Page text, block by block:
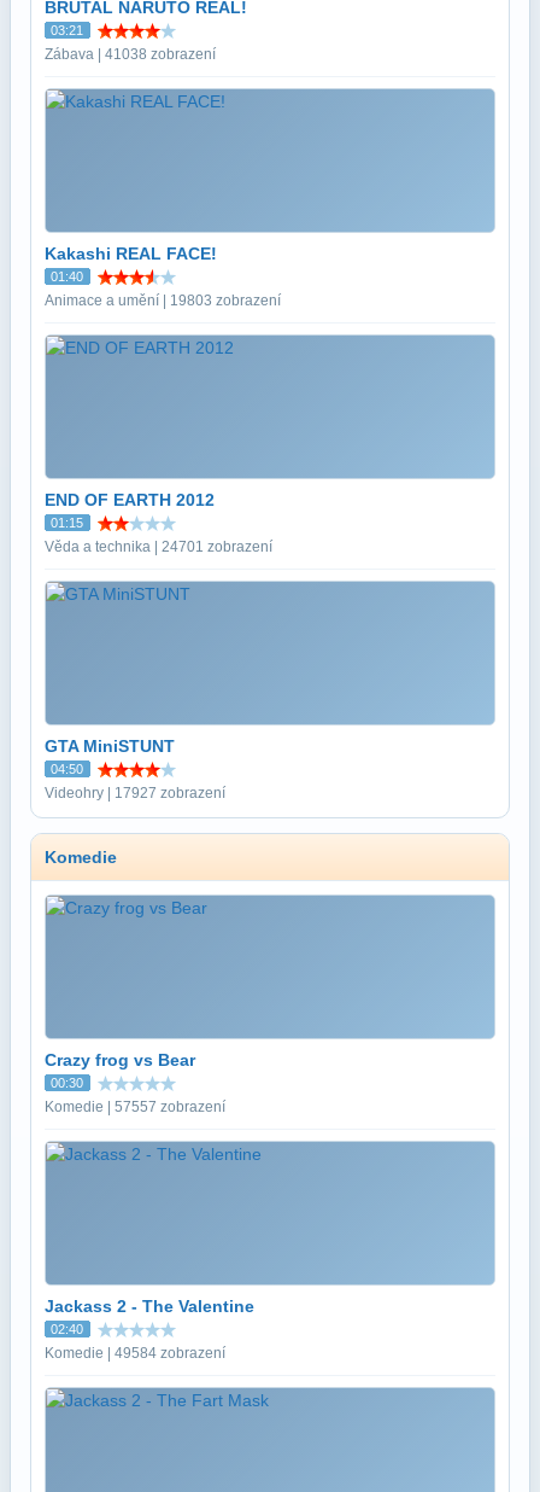
BRUTAL NARUTO REAL!
03:21
Zábava | 41038 zobrazení
Kakashi REAL FACE!
01:40
Animace a umění | 19803 zobrazení
END OF EARTH 2012
01:15
Věda a technika | 24701 zobrazení
GTA MiniSTUNT
04:50
Videohry | 17927 zobrazení
Komedie
Crazy frog vs Bear
00:30
Komedie | 57557 zobrazení
Jackass 2 - The Valentine
02:40
Komedie | 49584 zobrazení